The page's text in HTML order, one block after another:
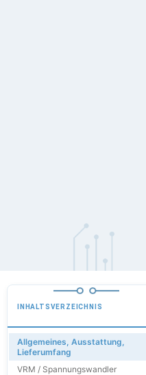
INHALTSVERZEICHNIS
Allgemeines, Ausstattung,
Lieferumfang
VRM / Spannungswandler